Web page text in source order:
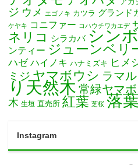
ジ ウメ エゴノキ カツラ グランド
ケヤキ コニファー コハウチワカエデ
ネリコ
シラカバ シン
ンティー ジューンベリ
ハゼ ハイノキ ハナミズキ ヒメ
ミジ ヤマボウシ ラマ
り天然木 常緑ヤマ
木 生垣 直売所 紅葉 芝桜 落
Instagram